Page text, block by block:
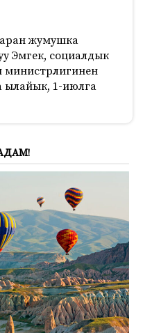
жумушка
Эмгек, социалдык
министрлигинен
1-июлга